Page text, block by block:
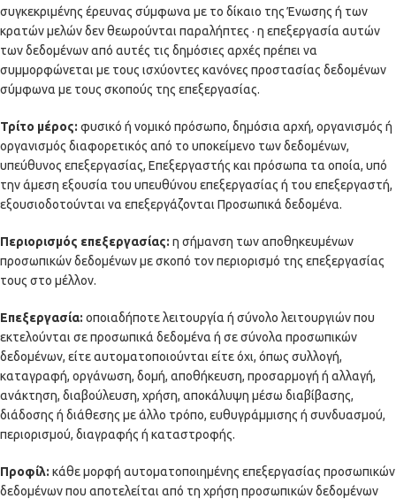
συγκεκριμένης έρευνας σύμφωνα με το δίκαιο της Ένωσης ή των
κρατών μελών δεν θεωρούνται παραλήπτες · η επεξεργασία αυτών
των δεδομένων από αυτές τις δημόσιες αρχές πρέπει να
συμμορφώνεται με τους ισχύοντες κανόνες προστασίας δεδομένων
σύμφωνα με τους σκοπούς της επεξεργασίας.
Τρίτο μέρος: φυσικό ή νομικό πρόσωπο, δημόσια αρχή, οργανισμός ή
οργανισμός διαφορετικός από το υποκείμενο των δεδομένων,
υπεύθυνος επεξεργασίας, Επεξεργαστής και πρόσωπα τα οποία, υπό
την άμεση εξουσία του υπευθύνου επεξεργασίας ή του επεξεργαστή,
εξουσιοδοτούνται να επεξεργάζονται Προσωπικά δεδομένα.
Περιορισμός επεξεργασίας: η σήμανση των αποθηκευμένων
προσωπικών δεδομένων με σκοπό τον περιορισμό της επεξεργασίας
τους στο μέλλον.
Επεξεργασία: οποιαδήποτε λειτουργία ή σύνολο λειτουργιών που
εκτελούνται σε προσωπικά δεδομένα ή σε σύνολα προσωπικών
δεδομένων, είτε αυτοματοποιούνται είτε όχι, όπως συλλογή,
καταγραφή, οργάνωση, δομή, αποθήκευση, προσαρμογή ή αλλαγή,
ανάκτηση, διαβούλευση, χρήση, αποκάλυψη μέσω διαβίβασης,
διάδοσης ή διάθεσης με άλλο τρόπο, ευθυγράμμισης ή συνδυασμού,
περιορισμού, διαγραφής ή καταστροφής.
Προφίλ: κάθε μορφή αυτοματοποιημένης επεξεργασίας προσωπικών
δεδομένων που αποτελείται από τη χρήση προσωπικών δεδομένων